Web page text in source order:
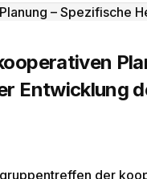
Entwicklung
der